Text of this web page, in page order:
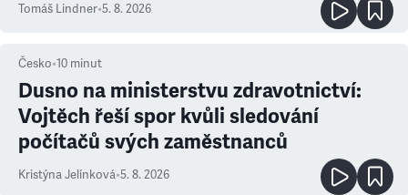
Tomáš Lindner•5. 8. 2026
Česko•10 minut
Dusno na ministerstvu zdravotnictví:
Vojtěch řeší spor kvůli sledování
počítačů svých zaměstnanců
Kristýna Jelínková•5. 8. 2026